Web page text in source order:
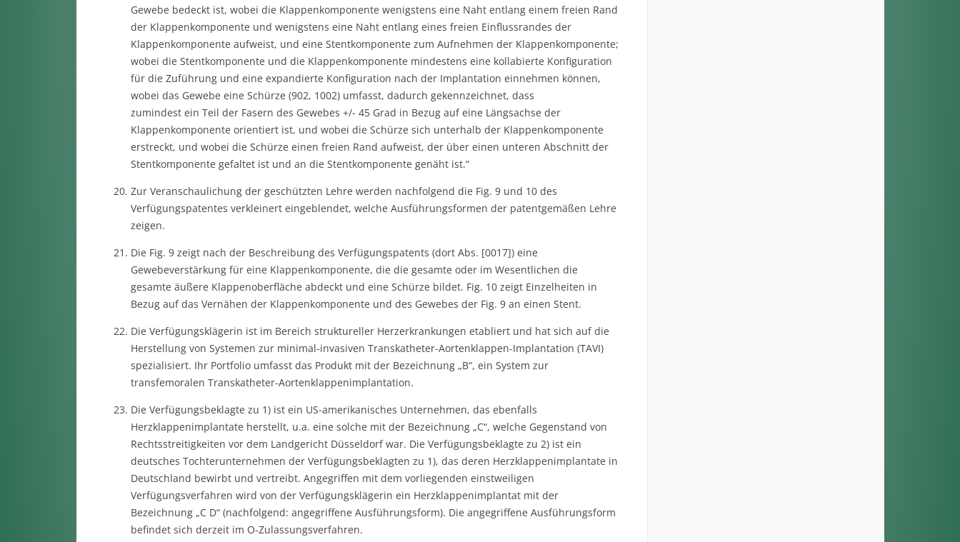
Gewebe bedeckt ist, wobei die Klappenkomponente wenigstens eine Naht entlang einem freien Rand
der Klappenkomponente und wenigstens eine Naht entlang eines freien Einflussrandes der
Klappenkomponente aufweist, und eine Stentkomponente zum Aufnehmen der Klappenkomponente;
wobei die Stentkomponente und die Klappenkomponente mindestens eine kollabierte Konfiguration
für die Zuführung und eine expandierte Konfiguration nach der Implantation einnehmen können,
wobei das Gewebe eine Schürze (902, 1002) umfasst, dadurch gekennzeichnet, dass
zumindest ein Teil der Fasern des Gewebes +/- 45 Grad in Bezug auf eine Längsachse der
Klappenkomponente orientiert ist, und wobei die Schürze sich unterhalb der Klappenkomponente
erstreckt, und wobei die Schürze einen freien Rand aufweist, der über einen unteren Abschnitt der
Stentkomponente gefaltet ist und an die Stentkomponente genäht ist.“
Zur Veranschaulichung der geschützten Lehre werden nachfolgend die Fig. 9 und 10 des
Verfügungspatentes verkleinert eingeblendet, welche Ausführungsformen der patentgemäßen Lehre
zeigen.
Die Fig. 9 zeigt nach der Beschreibung des Verfügungspatents (dort Abs. [0017]) eine
Gewebeverstärkung für eine Klappenkomponente, die die gesamte oder im Wesentlichen die
gesamte äußere Klappenoberfläche abdeckt und eine Schürze bildet. Fig. 10 zeigt Einzelheiten in
Bezug auf das Vernähen der Klappenkomponente und des Gewebes der Fig. 9 an einen Stent.
Die Verfügungsklägerin ist im Bereich struktureller Herzerkrankungen etabliert und hat sich auf die
Herstellung von Systemen zur minimal-invasiven Transkatheter-Aortenklappen-Implantation (TAVI)
spezialisiert. Ihr Portfolio umfasst das Produkt mit der Bezeichnung „B“, ein System zur
transfemoralen Transkatheter-Aortenklappenimplantation.
Die Verfügungsbeklagte zu 1) ist ein US-amerikanisches Unternehmen, das ebenfalls
Herzklappenimplantate herstellt, u.a. eine solche mit der Bezeichnung „C“, welche Gegenstand von
Rechtsstreitigkeiten vor dem Landgericht Düsseldorf war. Die Verfügungsbeklagte zu 2) ist ein
deutsches Tochterunternehmen der Verfügungsbeklagten zu 1), das deren Herzklappenimplantate in
Deutschland bewirbt und vertreibt. Angegriffen mit dem vorliegenden einstweiligen
Verfügungsverfahren wird von der Verfügungsklägerin ein Herzklappenimplantat mit der
Bezeichnung „C D“ (nachfolgend: angegriffene Ausführungsform). Die angegriffene Ausführungsform
befindet sich derzeit im O-Zulassungsverfahren.